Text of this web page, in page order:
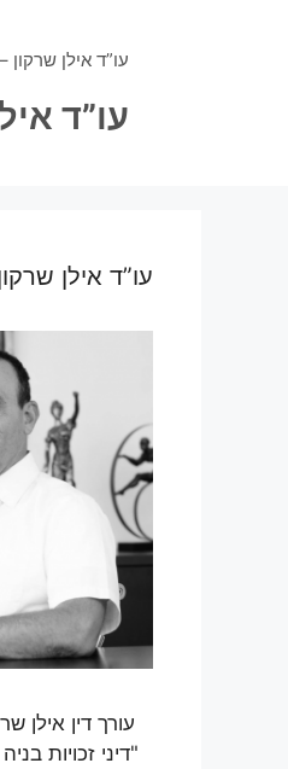
עו”ד אילן שרקון
עו”ד
עו”ד אילן
עורך דין אילן
"דיני זכויות